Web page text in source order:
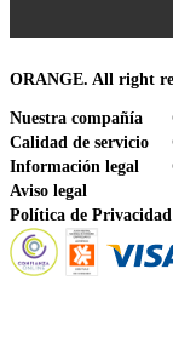
ORANGE. All right
Nuestra compañía
Calidad de servicio
Información legal
Aviso legal
Política de Privacidad